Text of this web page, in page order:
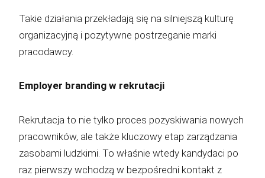
Takie działania przekładają się na silniejszą kulturę
organizacyjną i pozytywne postrzeganie marki
pracodawcy.
Employer branding w rekrutacji
Rekrutacja to nie tylko proces pozyskiwania nowych
pracowników, ale także kluczowy etap zarządzania
zasobami ludzkimi. To właśnie wtedy kandydaci po
raz pierwszy wchodzą w bezpośredni kontakt z